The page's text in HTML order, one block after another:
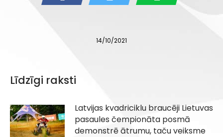
14/10/2021
Līdzīgi raksti
Latvijas kvadriciklu braucēji Lietuvas
pasaules čempionāta posmā
demonstrē ātrumu, taču veiksme